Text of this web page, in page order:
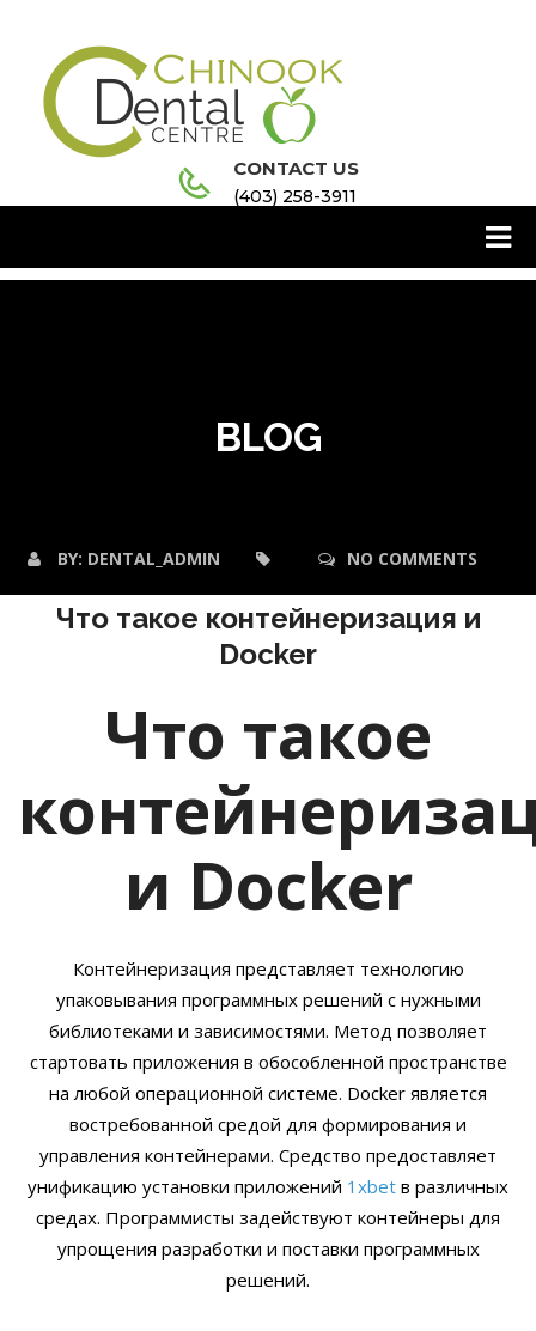
CONTACT US
(403) 258-3911
BLOG
BY: DENTAL_ADMIN NO COMMENTS
Что такое контейнеризация и
Docker
Что такое
и Docker
Контейнеризация представляет технологию
упаковывания программных решений с нужными
библиотеками и зависимостями. Метод позволяет
стартовать приложения в обособленной пространстве
на любой операционной системе. Docker является
востребованной средой для формирования и
управления контейнерами. Средство предоставляет
унификацию установки приложений 1xbet в различных
средах. Программисты задействуют контейнеры для
упрощения разработки и поставки программных
решений.